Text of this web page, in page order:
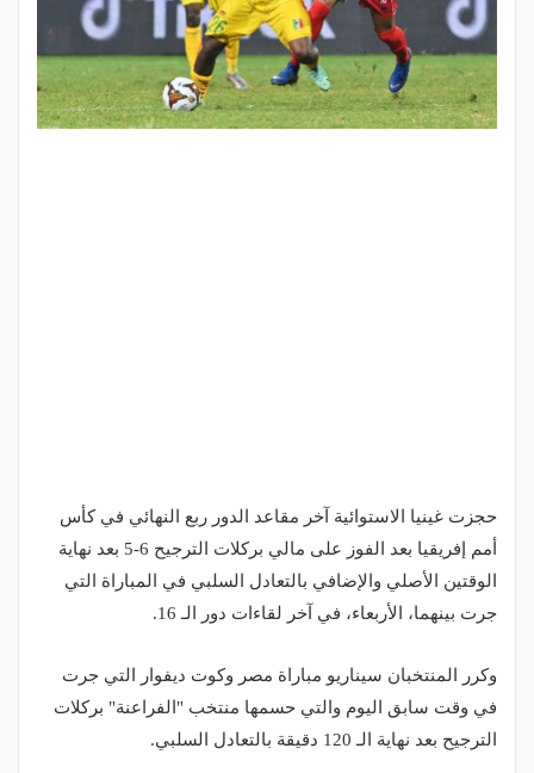
حجزت غينيا الاستوائية آخر مقاعد الدور ربع النهائي في كأس
أمم إفريقيا بعد الفوز على مالي بركلات الترجيح 6-5 بعد نهاية
الوقتين الأصلي والإضافي بالتعادل السلبي في المباراة التي
جرت بينهما، الأربعاء، في آخر لقاءات دور الـ 16.
وكرر المنتخبان سيناريو مباراة مصر وكوت ديفوار التي جرت
في وقت سابق اليوم والتي حسمها منتخب "الفراعنة" بركلات
الترجيح بعد نهاية الـ 120 دقيقة بالتعادل السلبي.